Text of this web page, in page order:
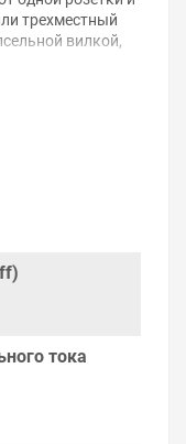
трехместный
вилкой,
напряжение:
о товарах не
с
изменять
и
тока